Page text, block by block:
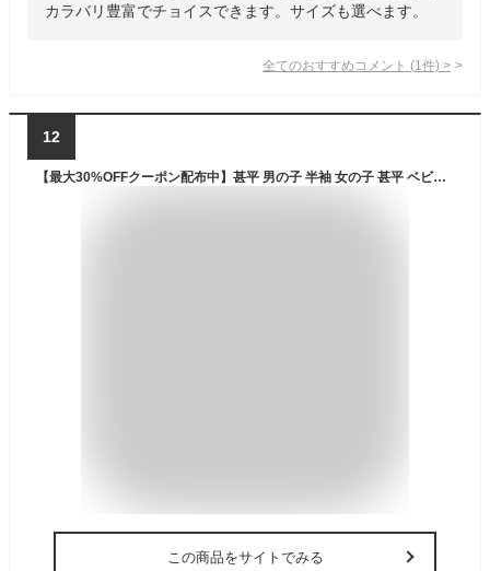
カラバリ豊富でチョイスできます。サイズも選べます。
全てのおすすめコメント (1 件) >
12
【最大30%OFFクーポン配布中】甚平 男の子 半袖 女の子 甚平 ベビー 赤ちゃん 男児 女児 セットアップ 甚平スーツ 日本製生地 コットン 綿100％ 子供 キッズ 80cm 90cm 95cm パジャマ ルームウェア 花火大会 夕涼み 和柄 和服 お祝い プレゼント
この商品をサイトでみる